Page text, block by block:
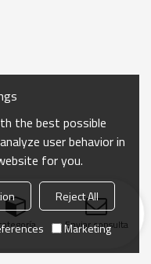
Enviar consulta
the best possible
user behavior in
for you.
Reject All
Marketing